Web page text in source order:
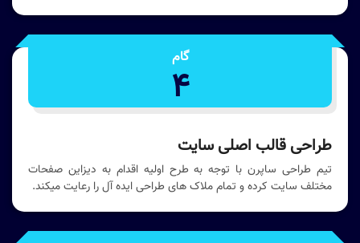
گام
4
طراحی قالب اصلی سایت
تیم طراحی ساپرن با توجه به طرح اولیه اقدام به دیزاین صفحات
مختلف سایت کرده و تمام ملاک های طراحی ایده آل را رعایت میکند.